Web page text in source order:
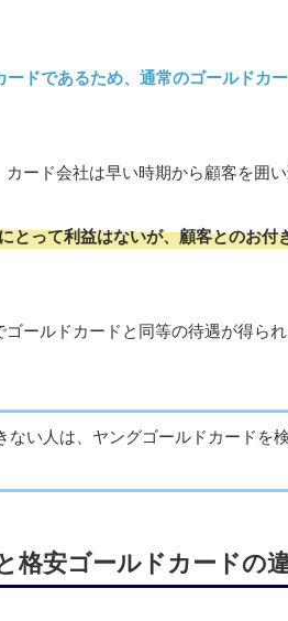
ドであるため、通常のゴールドカ
ード会社は早い時期から顧客を囲い
とって利益はないが、顧客とのお
ールドカードと同等の待遇が得ら
い人は、ヤングゴールドカードを
格安ゴールドカードの